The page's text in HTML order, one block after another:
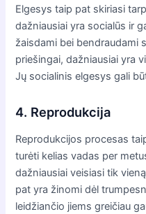
Elgesys taip pat skiriasi
dažniausiai yra socialūs ir
žaisdami bei bendraudami
priešingai, dažniausiai yra
Jų socialinis elgesys gali
4. Reprodukcija
Reprodukcijos procesas
turėti kelias vadas per
dažniausiai veisiasi tik
pat yra žinomi dėl
leidžiančio jiems greičiau